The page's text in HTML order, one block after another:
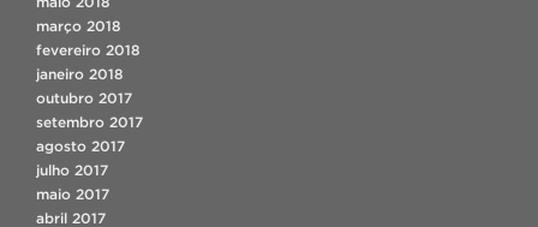
março 2018
fevereiro 2018
janeiro 2018
outubro 2017
setembro 2017
agosto 2017
julho 2017
maio 2017
abril 2017